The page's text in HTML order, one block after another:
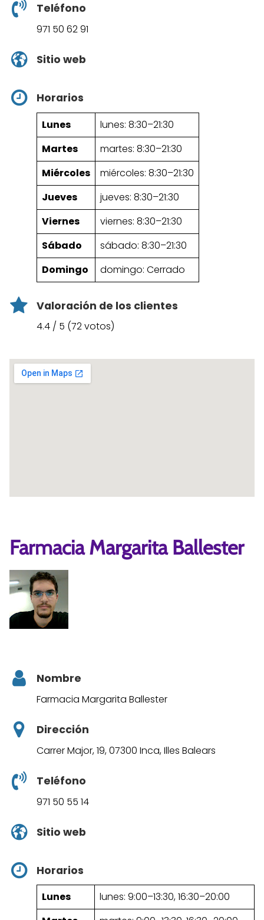
Teléfono
971 50 62 91
Sitio web
Horarios
Lunes
lunes: 8:30–21:30
Martes
martes: 8:30–21:30
Miércoles
miércoles: 8:30–21:30
Jueves
jueves: 8:30–21:30
Viernes
viernes: 8:30–21:30
Sábado
sábado: 8:30–21:30
Domingo
domingo: Cerrado
Valoración de los clientes
4.4 / 5 (72 votos)
Farmacia Margarita Ballester
Nombre
Farmacia Margarita Ballester
Dirección
Carrer Major, 19, 07300 Inca, Illes Balears
Teléfono
971 50 55 14
Sitio web
Horarios
Lunes
lunes: 9:00–13:30, 16:30–20:00